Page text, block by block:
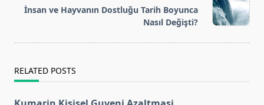
reader-
İnsan ve Hayvanın Dostluğu Tarih Boyunca
Nasıl Değişti?
RELATED POSTS